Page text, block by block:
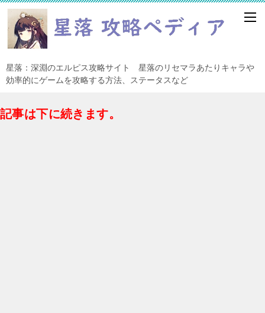
星落：深淵のエルピス攻略サイト 星落のリセマラあたりキャラや
効率的にゲームを攻略する方法、ステータスなど
記事は下に続きます。